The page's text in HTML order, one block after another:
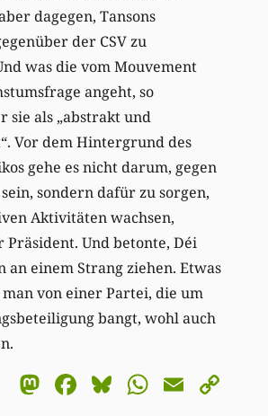
dagegen, Tansons
der CSV zu
was die vom Mouvement
angeht, so
sie als „abstrakt und
Vor dem Hintergrund des
gehe es nicht darum, gegen
sondern dafür zu sorgen,
Aktivitäten wachsen,
Und betonte, Déi
an einem Strang ziehen. Etwas
von einer Partei, die um
bangt, wohl auch
Mastodon
Facebook
BlueskyEmail